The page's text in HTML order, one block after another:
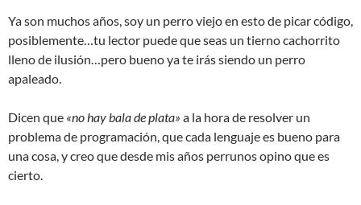
Ya son muchos años, soy un perro viejo en esto de picar código,
posiblemente…tu lector puede que seas un tierno cachorrito
lleno de ilusión…pero bueno ya te irás siendo un perro
apaleado.
Dicen que «no hay bala de plata» a la hora de resolver un
problema de programación, que cada lenguaje es bueno para
una cosa, y creo que desde mis años perrunos opino que es
cierto.